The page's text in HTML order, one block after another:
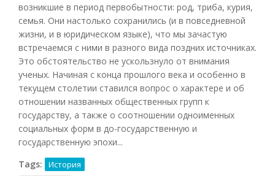
возникшие в период первобытности: род, триба, курия,
семья. Они настолько сохранились (и в повседневной
жизни, и в юридическом языке), что мы зачастую
встречаемся с ними в разного вида поздних источниках.
Это обстоятельство не ускользнуло от внимания
ученых. Начиная с конца прошлого века и особенно в
текущем столетии ставился вопрос о характере и об
отношении названных общественных групп к
государству, а также о соотношении одноименных
социальных форм в до-государственную и
государственную эпохи...
Tags:
История